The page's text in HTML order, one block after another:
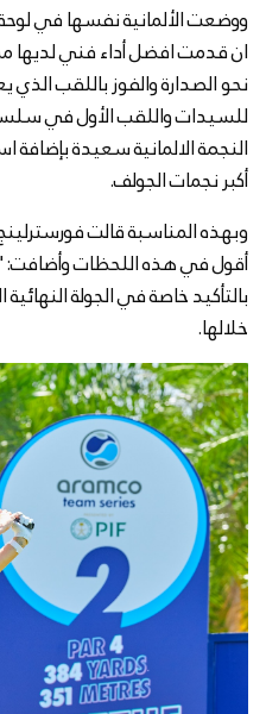
ووضعت الألمانية نفسها في
ان قدمت افضل أداء فني لديها
نحو الصدارة والفوز باللقب الذي
للسيدات واللقب الأول في
النجمة الالمانية سعيدة
أكبر نجمات الجولف.
وبهذه المناسبة قالت
أقول في هذه اللحظات وأضافت:"
بالتأكيد خاصة في الجولة
خلالها.